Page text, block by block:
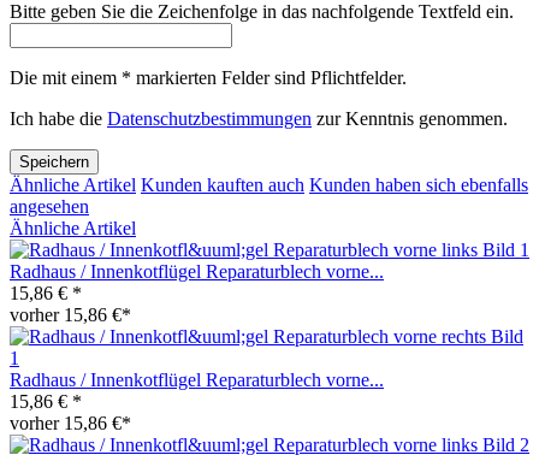
Bitte geben Sie die Zeichenfolge in das nachfolgende Textfeld ein.
Die mit einem * markierten Felder sind Pflichtfelder.
Ich habe die Datenschutzbestimmungen zur Kenntnis genommen.
Speichern
Ähnliche Artikel Kunden kauften auch Kunden haben sich ebenfalls
angesehen
Ähnliche Artikel
Radhaus / Innenkotflügel Reparaturblech vorne...
15,86 € *
vorher 15,86 €*
Radhaus / Innenkotflügel Reparaturblech vorne...
15,86 € *
vorher 15,86 €*